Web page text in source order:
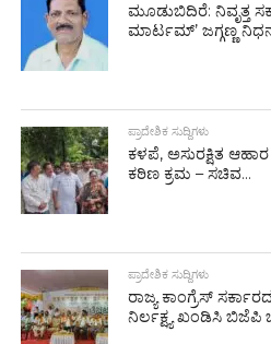
ಮೂಡುಬಿದಿರೆ: ನಿವೃತ್ತ
ಮಾರ್ಟಮ್’ ಜಗ್ಗಣ್ಣ
ಪ್ರಾದೇಶಿಕ ಸುದ್ದಿಗಳು
ಕಳಪೆ, ಅಸುರಕ್ಷಿತ
ಕಠಿಣ ಕ್ರಮ – ಸಚಿವ...
ಪ್ರಾದೇಶಿಕ ಸುದ್ದಿಗಳು
ರಾಜ್ಯ ಕಾಂಗ್ರೆಸ್
ನಿರ್ಲಕ್ಷ್ಯ ಖಂಡಿಸಿ ಬಿಜೆಪಿ